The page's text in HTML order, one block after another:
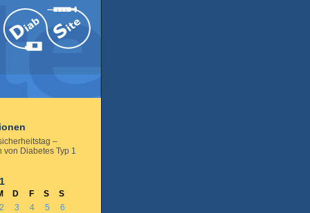
–
von Diabetes Typ 1
D F S
S
2 3 4 5
6